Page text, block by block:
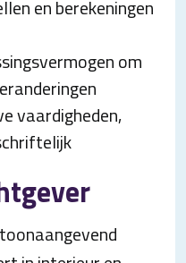
en berekeningen
om
vaardigheden,